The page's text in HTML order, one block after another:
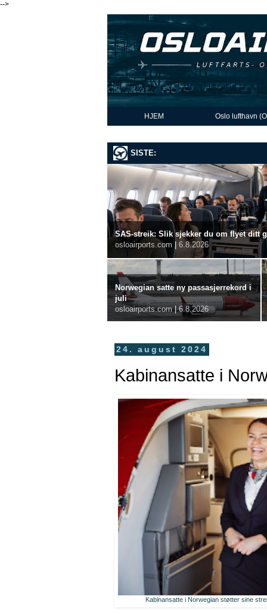
-->
HJEM Oslo lufthavn
SISTE:
SAS-streik: Slik sjekker du om flyet ditt
osloairports.com | 6.8.2026
Norwegian satte ny passasjerrekord i
juli
osloairports.com | 6.8.2026
24. august 2024
Kabinansatte i
Kabinansatte i Norwegian støtter sine